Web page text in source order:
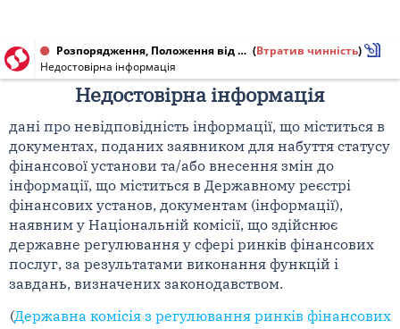
Розпорядження, Положення від 28.08.2003 № 41 (Втратив чинність)
Недостовірна інформація